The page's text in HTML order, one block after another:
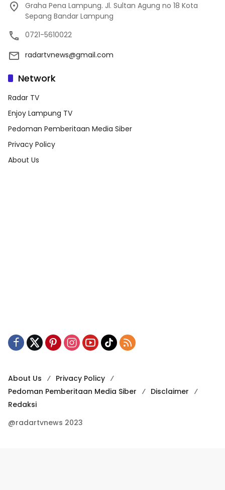
Graha Pena Lampung. Jl. Sultan Agung no 18 Kota
Sepang Bandar Lampung
0721-5610022
radartvnews@gmail.com
Network
Radar TV
Enjoy Lampung TV
Pedoman Pemberitaan Media Siber
Privacy Policy
About Us
About Us
Privacy Policy
Pedoman Pemberitaan Media Siber
Disclaimer
Redaksi
@radartvnews 2023